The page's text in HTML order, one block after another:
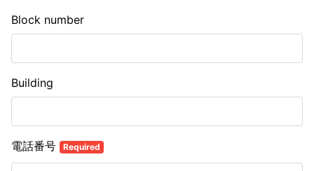
Block number
Building
電話番号 Required